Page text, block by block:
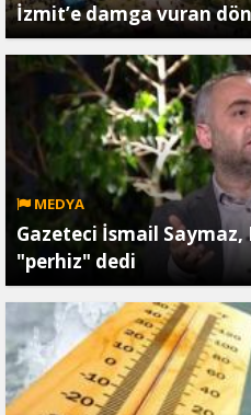
İzmit’e damga vuran
MEDYA
Gazeteci İsmail
"perhiz" dedi